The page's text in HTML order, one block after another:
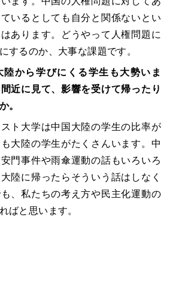
いるとしても自分と関係ないとい
あります。どうやって人権問題に
するのか、大事な課題です。
から学びにくる学生も大勢いま
近に見て、影響を受けて帰ったり
。
ト大学は中国大陸の学生の比率が
大陸の学生がたくさんいます。中
門事件や雨傘運動の話もいろいろ
陸に帰ったらそういう話はしなく
、私たちの考え方や民主化運動の
ばと思います。